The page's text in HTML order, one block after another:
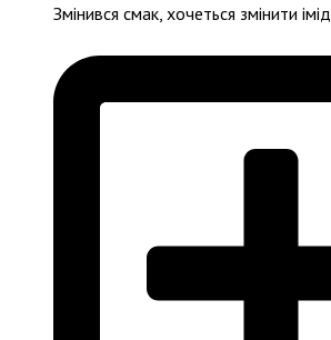
Змінився смак, хочеться змінити